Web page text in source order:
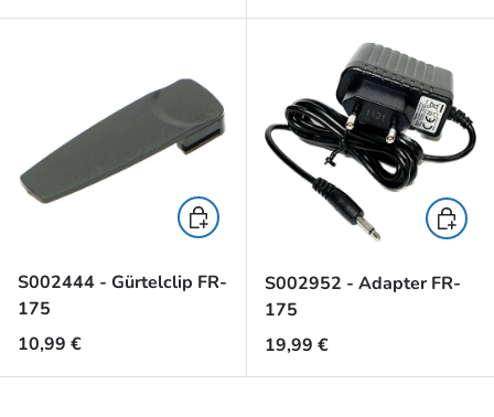
S002444 - Gürtelclip FR-
175
Normaler Preis
10,99 €
In den Warenkorb
S002952 - Adapter FR-
175
Normaler Preis
19,99 €
In den